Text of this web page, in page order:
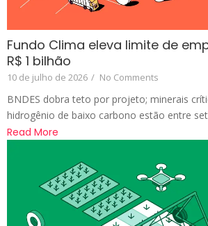
Fundo Clima eleva limite de
R$ 1 bilhão
10 de julho de 2026 / No Comments
BNDES dobra teto por projeto; minerais
hidrogênio de baixo carbono estão entre
Read More